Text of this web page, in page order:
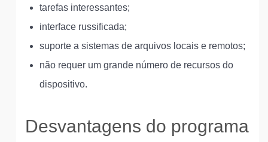
tarefas interessantes;
interface russificada;
suporte a sistemas de arquivos locais e remotos;
não requer um grande número de recursos do
dispositivo.
Desvantagens do programa